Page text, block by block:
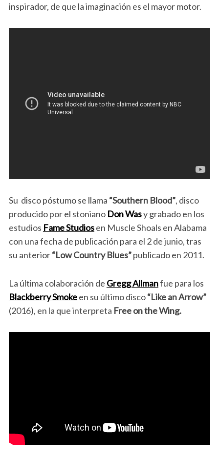
inspirador, de que la imaginación es el mayor motor.
Su disco póstumo se llama “Southern Blood”, disco
producido por el stoniano Don Wasy grabado en los
estudios Fame Studiosen Muscle Shoals en Alabama
con una fecha de publicación para el 2 de junio, tras
su anterior“Low Country Blues”publicado en 2011.
La última colaboración de Gregg Allmanfue para los
Blackberry Smokeen su último disco“Like an Arrow”
(2016), en la que interpreta Free on the Wing.